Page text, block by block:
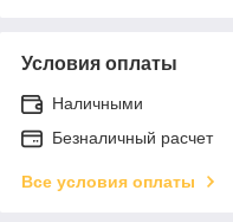
Условия оплаты
Наличными
Безналичный расчет
Все условия оплаты